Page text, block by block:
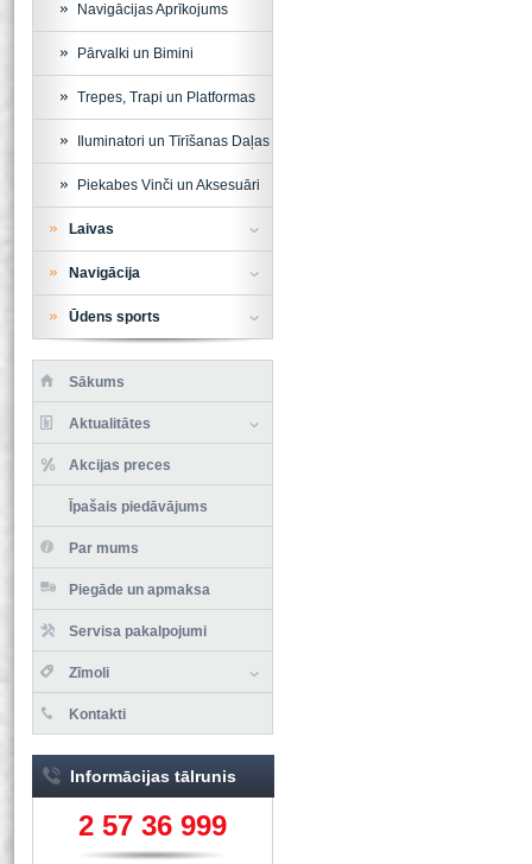
Navigācijas Aprīkojums
Pārvalki un Bimini
Trepes, Trapi un Platformas
Iluminatori un Tīrīšanas Daļas
Piekabes Vinči un Aksesuāri
Laivas
Navigācija
Ūdens sports
Sākums
Aktualitātes
Akcijas preces
Īpašais piedāvājums
Par mums
Piegāde un apmaksa
Servisa pakalpojumi
Zīmoli
Kontakti
Informācijas tālrunis
2 57 36 999